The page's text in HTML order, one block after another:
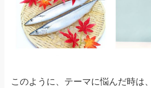
このように、テーマに悩んだ時は